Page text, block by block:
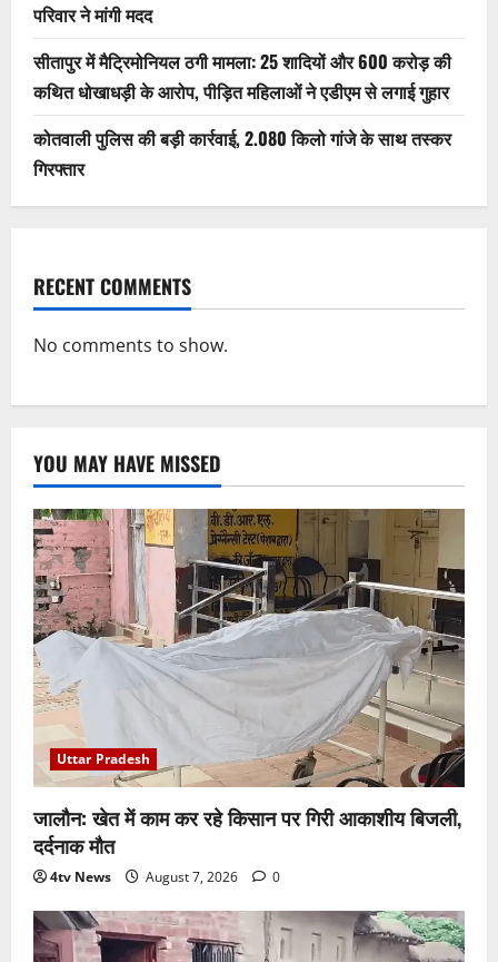
परिवार ने मांगी मदद
सीतापुर में मैट्रिमोनियल ठगी मामला: 25 शादियों और 600 करोड़ की
कथित धोखाधड़ी के आरोप, पीड़ित महिलाओं ने एडीएम से लगाई गुहार
कोतवाली पुलिस की बड़ी कार्रवाई, 2.080 किलो गांजे के साथ तस्कर
गिरफ्तार
RECENT COMMENTS
No comments to show.
YOU MAY HAVE MISSED
Uttar Pradesh
जालौन: खेत में काम कर रहे किसान पर गिरी आकाशीय बिजली,
दर्दनाक मौत
4tv News August 7, 2026 0